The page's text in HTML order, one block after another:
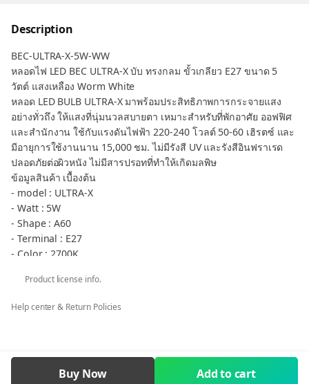
Description
BEC-ULTRA-X-5W-WW
หลอดไฟ LED BEC ULTRA-X บับ ทรงกลม ขั้วเกลียว E27 ขนาด 5
วัตต์ แสงเหลือง Worm White
หลอด LED BULB ULTRA-X มาพร้อมประสิทธิภาพการกระจายแสง
อย่างทั่วถึง ให้แสงที่นุ่มนวลสบายตา เหมาะสำหรับที่พักอาศัย ออฟฟิศ
และสำนักงาน ใช้กับแรงดันไฟฟ้า 220-240 โวลต์ 50-60 เฮิรตซ์ และ
มีอายุการใช้งานนาน 15,000 ชม. ไม่มีรังสี UV และรังสีอินฟราเรด
ปลอดภัยต่อผิวหนัง ไม่มีสารปรอทที่ทำให้เกิดมลพิษ
ข้อมูลสินค้า เบื้องต้น
- model : ULTRA-X
- Watt : 5W
- Shape : A60
- Terminal : E27
- Color : 2700K
** กรณีต้องการภาษีมูลค่าเพิ่ม ใบเสร็จรับเงิน ในนามบริษัท หจก. ร้าน
LED BLUB E27 BEC Ultra-X 500lm OD 60mm 5W 2700K Worm
Product license info.
Help center & Return Policies
Buy Now Add to cart